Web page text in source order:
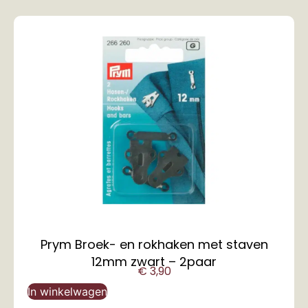
Prym Broek- en rokhaken met staven
12mm zwart – 2paar
€3,90
In winkelwagen